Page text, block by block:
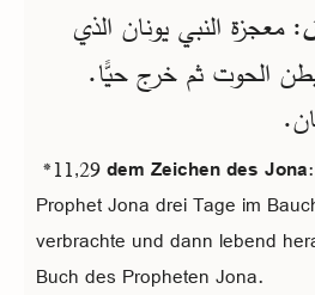
: معجزة النبي يونان الذي
الحوت ثم خرج حيًّا.
*11,29dem Zeichen des Jona
Prophet Jona drei Tage im
verbrachte und dann lebend
Buch des Propheten Jona.